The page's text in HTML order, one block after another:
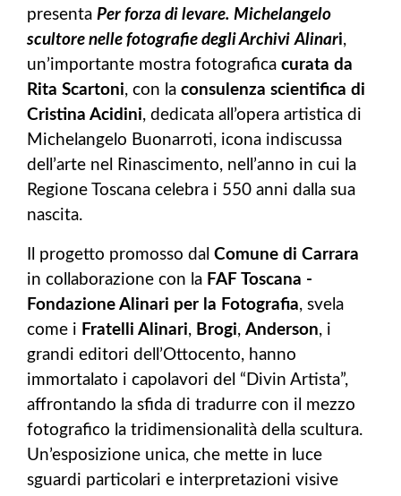
presenta Per forza di levare. Michelangelo
scultore nelle fotografie degli Archivi Alinari,
un’importante mostra fotografica curata da
Rita Scartoni, con la consulenza scientifica di
Cristina Acidini, dedicata all’opera artistica di
Michelangelo Buonarroti, icona indiscussa
dell’arte nel Rinascimento, nell’anno in cui la
Regione Toscana celebra i 550 anni dalla sua
nascita.
Il progetto promosso dal Comune di Carrara
in collaborazione con la FAF Toscana -
Fondazione Alinari per la Fotografia, svela
come i Fratelli Alinari, Brogi, Anderson, i
grandi editori dell’Ottocento, hanno
immortalato i capolavori del “Divin Artista”,
affrontando la sfida di tradurre con il mezzo
fotografico la tridimensionalità della scultura.
Un’esposizione unica, che mette in luce
sguardi particolari e interpretazioni visive